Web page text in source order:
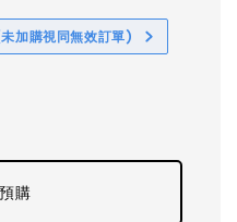
加購視同無效訂單)
購